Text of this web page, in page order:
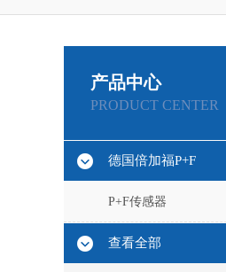
产品中心
PRODUCT CENTER
德国倍加福P+F
P+F传感器
查看全部